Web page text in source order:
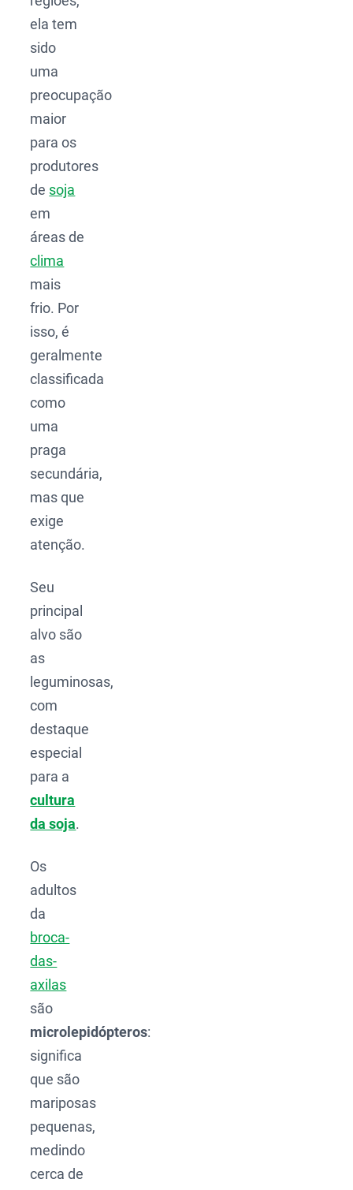
ela tem
sido
uma
preocupação
maior
para os
produtores
de soja
em
áreas de
clima
mais
frio. Por
isso, é
geralmente
classificada
como
uma
praga
secundária,
mas que
exige
atenção.
Seu
principal
alvo são
as
leguminosas,
com
destaque
especial
para a
cultura
da soja.
Os
adultos
da
broca-
das-
axilas
são
microlepidópteros:
significa
que são
mariposas
pequenas,
medindo
cerca de